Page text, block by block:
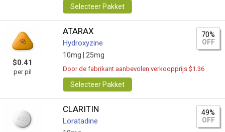
Selecteer Pakket
$0.41
per pil
ATARAX
Hydroxyzine
10mg | 25mg
70%
OFF
Door de fabrikant aanbevolen verkoopprijs $1.36
Selecteer Pakket
CLARITIN
Loratadine
49%
OFF